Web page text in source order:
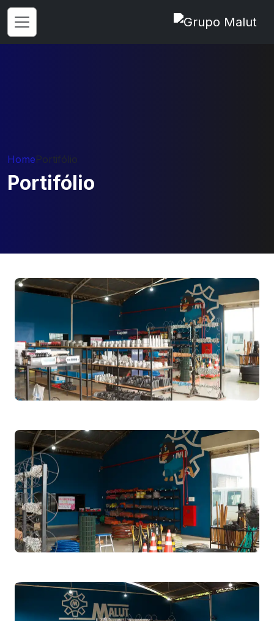
HomePortifólio
Portifólio